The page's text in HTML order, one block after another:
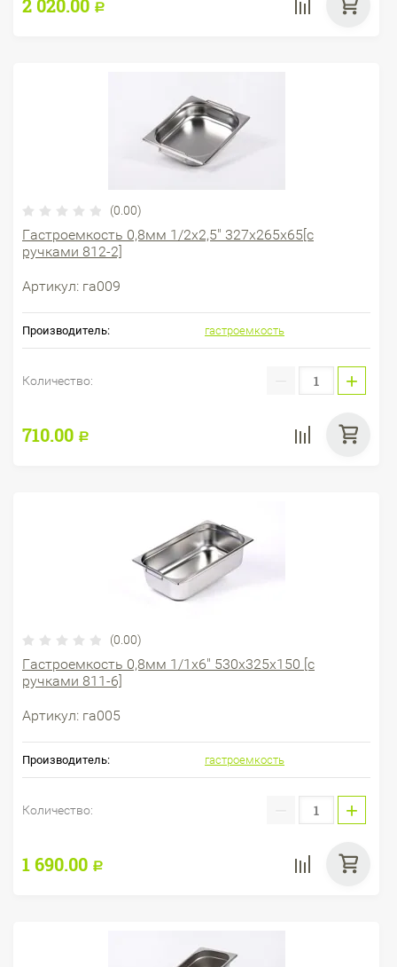
2 020.00 Р
(0.00)
Гастроемкость 0,8мм 1/2х2,5" 327х265х65[с
ручками 812-2]
Артикул: га009
Производитель: гастроемкость
Количество: +
710.00 Р
(0.00)
Гастроемкость 0,8мм 1/1х6" 530х325х150 [с
ручками 811-6]
Артикул: га005
Производитель: гастроемкость
Количество: +
1 690.00 Р